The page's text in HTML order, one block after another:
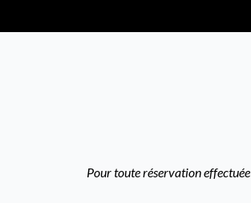
Pour toute réservation